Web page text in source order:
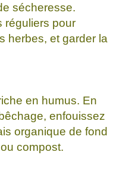
sécheresse.
réguliers pour
herbes, et garder la
en humus. En
enfouissez
organique de fond
compost.